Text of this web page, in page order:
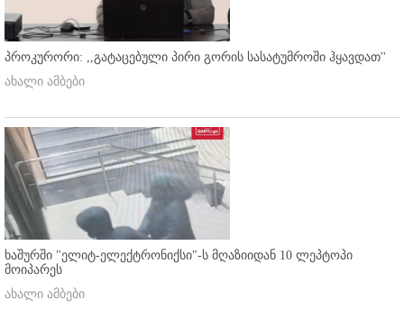
პროკურორი: ,,გატაცებული პირი გორის სასატუმროში ჰყავდათ''
ახალი ამბები
ხაშურში "ელიტ-ელექტრონიქსი"-ს მღაზიიდან 10 ლეპტოპი
მოიპარეს
ახალი ამბები